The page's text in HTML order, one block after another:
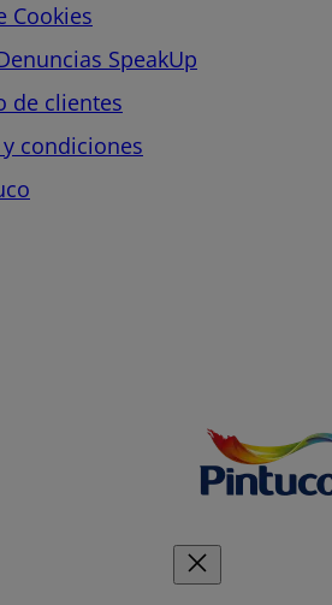
Cookies
SpeakUp
de clientes
condiciones